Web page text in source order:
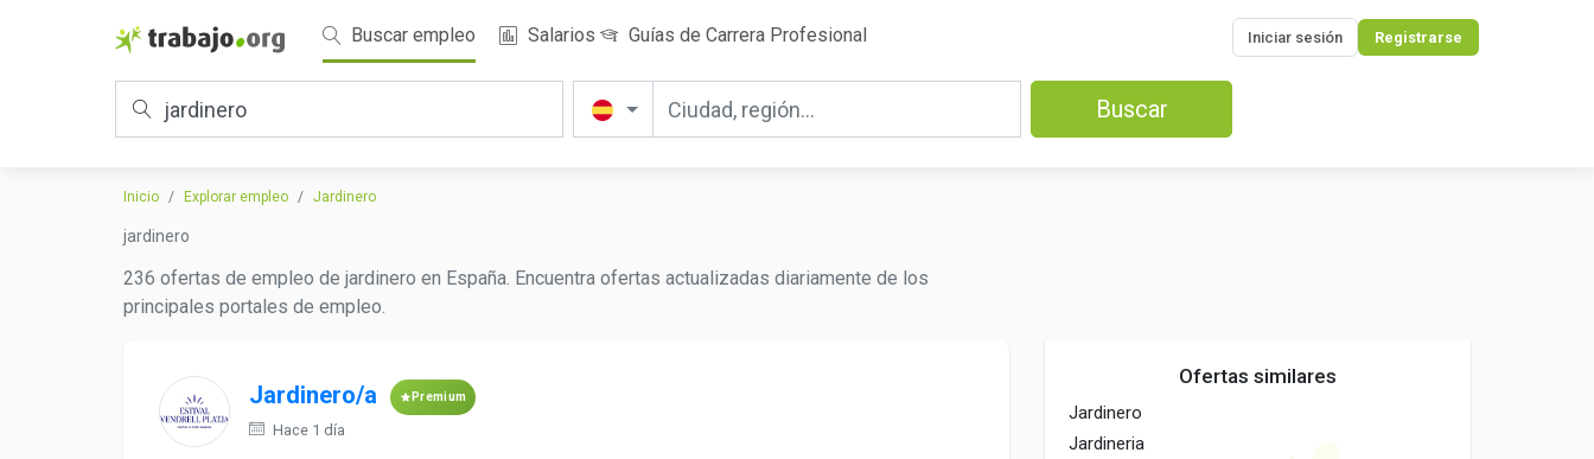
Buscar empleo Salarios Guías de Carrera Profesional Iniciar sesión Registrarse
Buscar
Inicio Explorar empleo Jardinero
jardinero
236 ofertas de empleo de jardinero en España. Encuentra ofertas actualizadas diariamente de los
principales portales de empleo.
Jardinero/a Premium
Hace 1 día
Ofertas similares
Jardinero
Jardineria